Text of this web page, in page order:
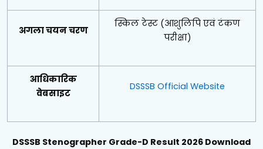
अगला चयन चरण
स्किल टेस्ट (आशुलिपि एवं टंकण
परीक्षा)
आधिकारिक
वेबसाइट
DSSSB Official Website
DSSSB Stenographer Grade-D Result 2026 Download